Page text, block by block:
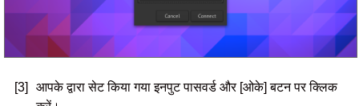
[3]
आपके द्वारा सेट किया गया इनपुट पासवर्ड और [ओके] बटन पर क्लिक